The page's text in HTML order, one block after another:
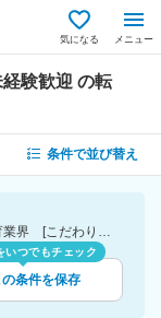
気になる メニュー
験歓迎 の転
条件で並び替え
[勤務地]熊本県 [業種]その他・各種スクール-教育業界 [こだわり条件ピックアップ]職種未経験歓迎 [詳細条件](募集・採用情報)職種未経験歓迎
いつでもチェック
の条件を保存